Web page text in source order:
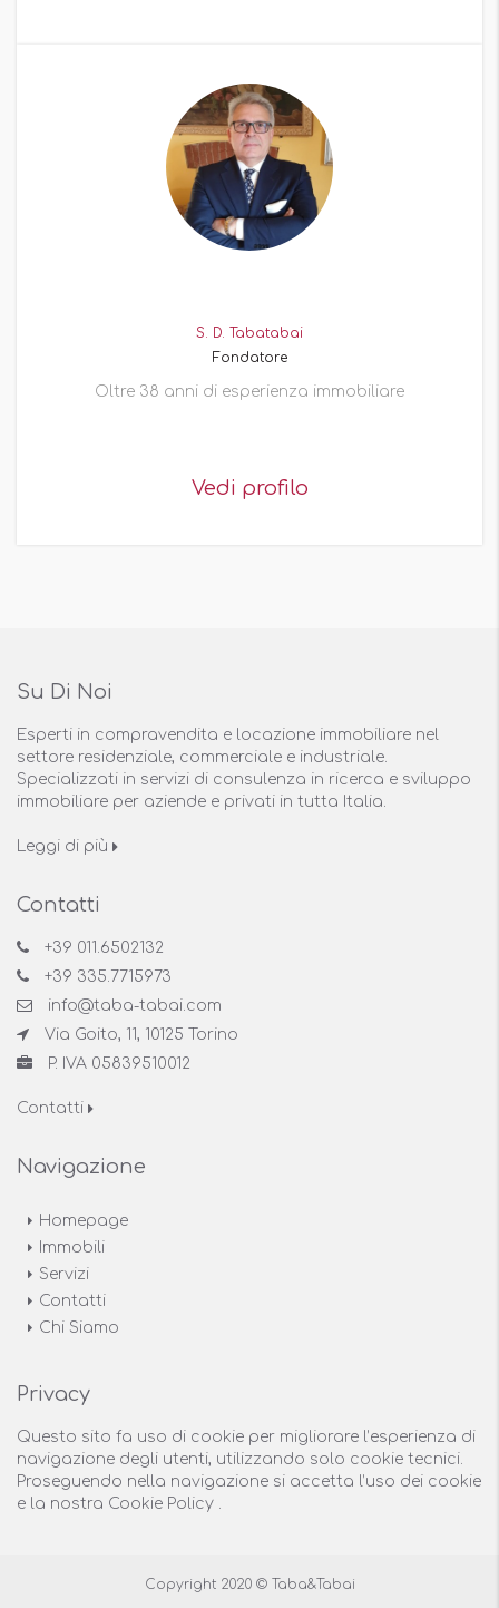
S. D. Tabatabai
Fondatore
Oltre 38 anni di esperienza immobiliare
Vedi profilo
Su Di Noi
Esperti in compravendita e locazione immobiliare nel
settore residenziale, commerciale e industriale.
Specializzati in servizi di consulenza in ricerca e sviluppo
immobiliare per aziende e privati in tutta Italia.
Leggi di più
Contatti
+39 011.6502132
+39 335.7715973
info@taba-tabai.com
Via Goito, 11, 10125 Torino
P. IVA 05839510012
Contatti
Navigazione
Homepage
Immobili
Servizi
Contatti
Chi Siamo
Privacy
Questo sito fa uso di cookie per migliorare l’esperienza di
navigazione degli utenti, utilizzando solo cookie tecnici.
Proseguendo nella navigazione si accetta l’uso dei cookie
e la nostra Cookie Policy .
Copyright 2020 © Taba&Tabai